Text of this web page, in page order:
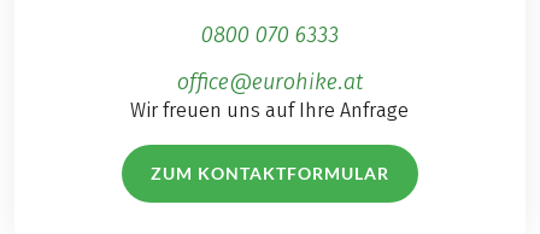
0800 070 6333
office@eurohike.at
Wir freuen uns auf Ihre Anfrage
ZUM KONTAKTFORMULAR